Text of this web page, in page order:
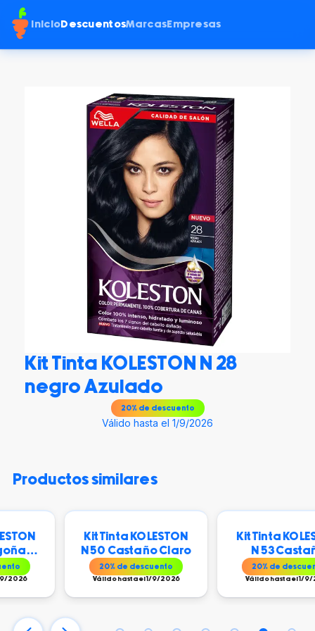
Inicio DescuentosMarcas Empresas
Kit Tinta KOLESTON N 28
negro Azulado
20% de descuento
Válido hasta el 1/9/2026
productos similares
Kit Tinta KOLESTON
N 50 Castaño Claro
% de descuento
Válido hasta el 1/9/2026
Kit Tinta KOLESTON
N 53 Castaño
Dorado Atardecer
% de descuento
Válido hasta el 1/9/2026